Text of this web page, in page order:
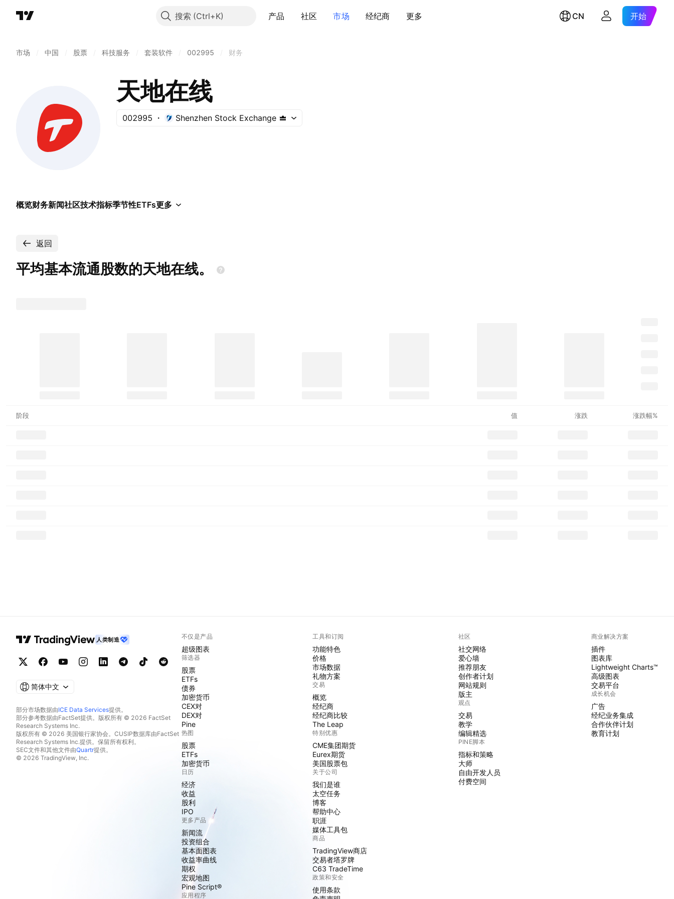
搜索 产品 社区 市场 经纪商 更多 CN 开始
市场 中国 股票 科技服务 套装软件 002995 财务
天地在线
002995 Shenzhen Stock Exchange
概览财务新闻社区技术指标季节性ETFs更多
返回
平均基本流通股数的天地在线。
阶段 值 涨跌 涨跌幅%
人类制造
简体中文
部分市场数据由ICE Data Services提供。
部分参考数据由FactSet提供。版权所有 © 2026 FactSet
Research Systems Inc.
版权所有 © 2026 美国银行家协会。CUSIP数据库由FactSet
Research Systems Inc.提供。保留所有权利。
SEC文件和其他文件由Quartr提供。
© 2026 TradingView, Inc.
不仅是产品
超级图表
筛选器
股票
ETFs
债券
加密货币
CEX对
DEX对
Pine
热图
股票
ETFs
加密货币
日历
经济
收益
股利
IPO
更多产品
新闻流
投资组合
基本面图表
收益率曲线
期权
宏观地图
Pine Script®
应用程序
工具和订阅
功能特色
价格
市场数据
礼物方案
交易
概览
经纪商
经纪商比较
The Leap
特别优惠
CME集团期货
Eurex期货
美国股票包
关于公司
我们是谁
太空任务
博客
帮助中心
职涯
媒体工具包
商品
TradingView商店
交易者塔罗牌
C63 TradeTime
政策和安全
使用条款
社区
社交网络
爱心墙
推荐朋友
创作者计划
网站规则
版主
观点
交易
教学
编辑精选
PINE脚本
指标和策略
大师
自由开发人员
付费空间
商业解决方案
插件
图表库
Lightweight Charts™
高级图表
交易平台
成长机会
广告
经纪业务集成
合作伙伴计划
教育计划